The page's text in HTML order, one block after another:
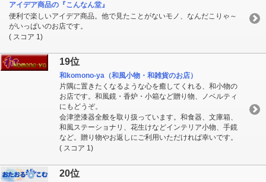
アイデア商品の『こんなん堂』
便利で楽しいアイデア商品。他で見たことがないモノ、なんだこりゃ～
がいっぱいのお店です。
( スコア 1)
19位
和komono-ya（和風小物・和雑貨のお店）
片隅に置きたくなるような心を癒してくれる、和小物の
お店です。和風鏡・香炉・小箱など贈り物、ノベルティ
にもどうぞ。
会津塗漆器全般を取り扱っています。和食器、文庫箱、
和風ステーショナリ、花生けなどインテリア小物、手鏡
など。贈り物やお返しにご利用いただければ幸いです。
( スコア 1)
20位